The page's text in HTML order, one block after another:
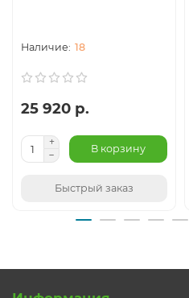
18
25 920 р.
В корзину
Быстрый заказ